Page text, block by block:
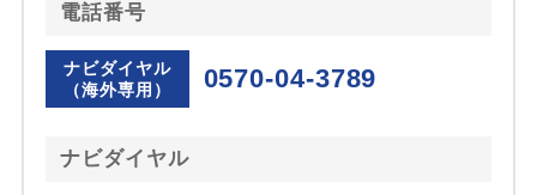
電話番号
ナビダイヤル
（海外専用）
0570-04-3789
ナビダイヤル